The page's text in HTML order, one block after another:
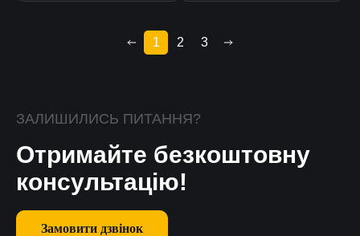
1 2 3
ЗАЛИШИЛИСЬ ПИТАННЯ?
Отримайте безкоштовну
консультацію!
Замовити дзвінок